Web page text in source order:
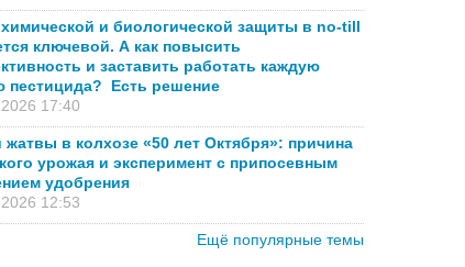
и биологической защиты в no-till
ключевой. А как повысить
и заставить работать каждую
пестицида? Есть решение
17:40
жатвы в колхозе «50 лет Октября»: причина
урожая и эксперимент с припосевным
удобрения
12:53
Ещё популярные темы